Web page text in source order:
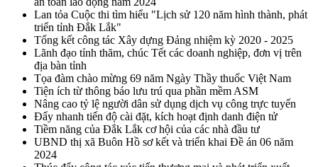
Lan tỏa Cuộc thi tìm hiểu "Lịch sử 120 năm hình thành, phát
triển tỉnh Đắk Lắk"
Tổng kết công tác Xây dựng Đảng nhiệm kỳ 2020 - 2025
Lãnh đạo tỉnh thăm, chúc Tết các doanh nghiệp, đơn vị trên
địa bàn tỉnh
Tọa đàm chào mừng 69 năm Ngày Thầy thuốc Việt Nam
Tiện ích từ thông báo lưu trú qua phần mềm ASM
Nâng cao tỷ lệ người dân sử dụng dịch vụ công trực tuyến
Đẩy nhanh tiến độ cài đặt, kích hoạt định danh điện tử
Tiềm năng của Đắk Lắk cơ hội của các nhà đầu tư
UBND thị xã Buôn Hồ sơ kết và triển khai Đề án 06 năm
2024